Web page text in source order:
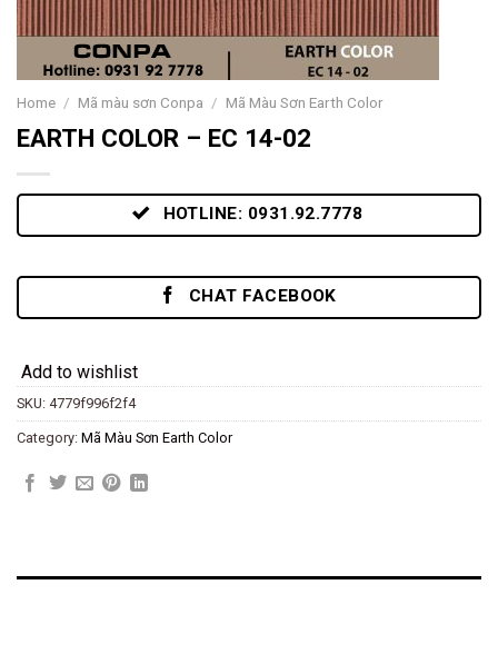
Home / Mã màu sơn Conpa / Mã Màu Sơn Earth Color
EARTH COLOR – EC 14-02
HOTLINE: 0931.92.7778
CHAT FACEBOOK
Add to wishlist
SKU: 4779f996f2f4
Category: Mã Màu Sơn Earth Color